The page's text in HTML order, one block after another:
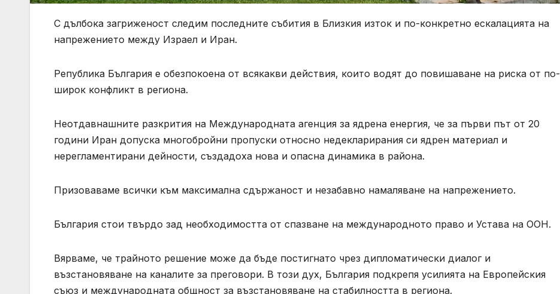
С дълбока загриженост следим последните събития в Близкия изток и по-конкретно ескалацията на
напрежението между Израел и Иран.
Република България е обезпокоена от всякакви действия, които водят до повишаване на риска от по-
широк конфликт в региона.
Неотдавнашните разкрития на Международната агенция за ядрена енергия, че за първи път от 20
години Иран допуска многобройни пропуски относно недекларирания си ядрен материал и
нерегламентирани дейности, създадоха нова и опасна динамика в района.
Призоваваме всички към максимална сдържаност и незабавно намаляване на напрежението.
България стои твърдо зад необходимостта от спазване на международното право и Устава на ООН.
Вярваме, че трайното решение може да бъде постигнато чрез дипломатически диалог и
възстановяване на каналите за преговори. В този дух, България подкрепя усилията на Европейския
съюз и международната общност за възстановяване на стабилността в региона.